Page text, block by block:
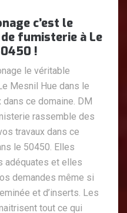
c’est le
fumisterie à Le
!
le véritable
Mesnil Hue dans le
ce domaine. DM
rassemble des
travaux dans ce
le 50450. Elles
adéquates et elles
demandes même si
et d’inserts. Les
tout ce qui